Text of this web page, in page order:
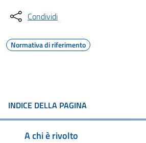
Condividi
Normativa di riferimento
INDICE DELLA PAGINA
A chi è rivolto